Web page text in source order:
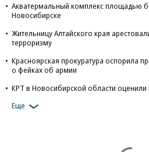
Акватермальный комплекс площадью
Новосибирске
Жительницу Алтайского края
терроризму
Красноярская прокуратура оспорила
о фейках об армии
КРТ в Новосибирской области
Еще